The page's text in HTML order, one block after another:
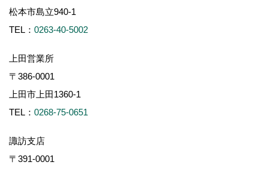
松本市島立940-1
TEL： 0263-40-5002
上田営業所
〒386-0001
上田市上田1360-1
TEL： 0268-75-0651
諏訪支店
〒391-0001